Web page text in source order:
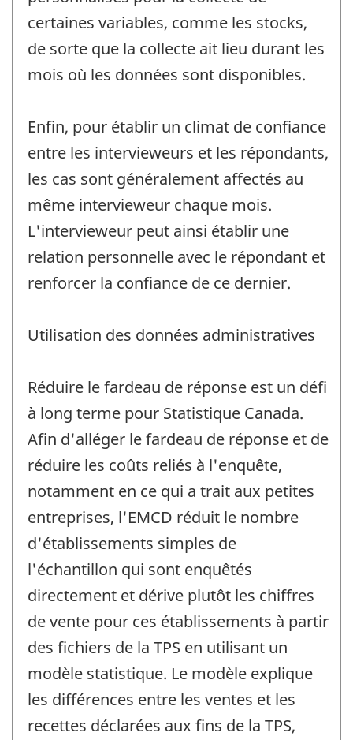
certaines variables, comme les stocks,
de sorte que la collecte ait lieu durant les
mois où les données sont disponibles.
Enfin, pour établir un climat de confiance
entre les intervieweurs et les répondants,
les cas sont généralement affectés au
même intervieweur chaque mois.
L'intervieweur peut ainsi établir une
relation personnelle avec le répondant et
renforcer la confiance de ce dernier.
Utilisation des données administratives
Réduire le fardeau de réponse est un défi
à long terme pour Statistique Canada.
Afin d'alléger le fardeau de réponse et de
réduire les coûts reliés à l'enquête,
notamment en ce qui a trait aux petites
entreprises, l'EMCD réduit le nombre
d'établissements simples de
l'échantillon qui sont enquêtés
directement et dérive plutôt les chiffres
de vente pour ces établissements à partir
des fichiers de la TPS en utilisant un
modèle statistique. Le modèle explique
les différences entre les ventes et les
recettes déclarées aux fins de la TPS,